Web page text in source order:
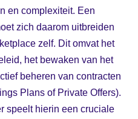
en complexiteit. Een
zich daarom uitbreiden
zelf. Dit omvat het
het bewaken van het
beheren van contracten
Plans of Private Offers).
speelt hierin een cruciale